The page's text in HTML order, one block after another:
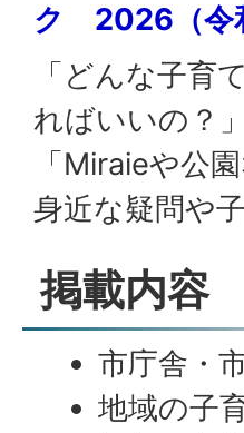
ク 2026（令
「どんな子育
ればいいの？
「Miraieや公
身近な疑問や
掲載内容
市庁舎・
地域の子